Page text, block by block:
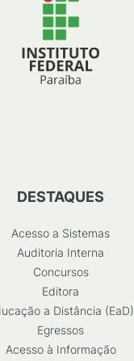
DESTAQUES
Acesso a Sistemas
Auditoria Interna
Concursos
Editora
a Distância (EaD)
Egressos
Acesso à Informação